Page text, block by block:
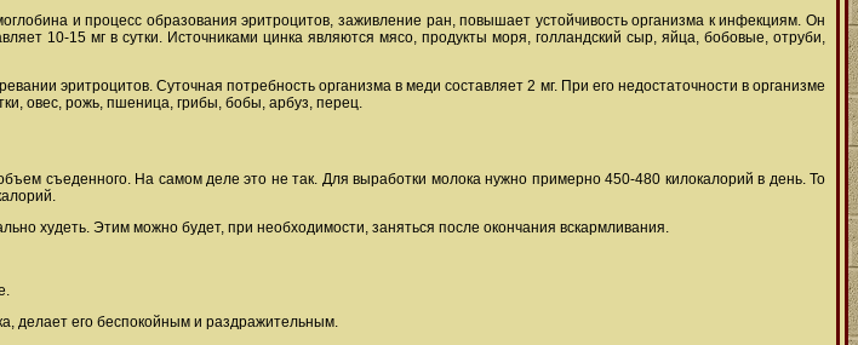
и процесс образования эритроцитов, заживление ран, повышает устойчивость организма к инфекциям. Он
10-15 мг в сутки. Источниками цинка являются мясо, продукты моря, голландский сыр, яйца, бобовые, отруби,
эритроцитов. Суточная потребность организма в меди составляет 2 мг. При его недостаточности в организме
овес, рожь, пшеница, грибы, бобы, арбуз, перец.
съеденного. На самом деле это не так. Для выработки молока нужно примерно 450-480 килокалорий в день. То
худеть. Этим можно будет, при необходимости, заняться после окончания вскармливания.
делает его беспокойным и раздражительным.